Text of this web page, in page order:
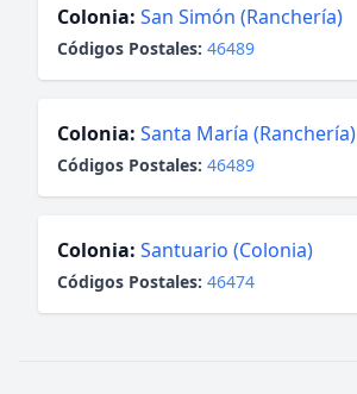
Colonia: San Simón (Ranchería)
Códigos Postales: 46489
Colonia: Santa María (Ranchería)
Códigos Postales: 46489
Colonia: Santuario (Colonia)
Códigos Postales: 46474